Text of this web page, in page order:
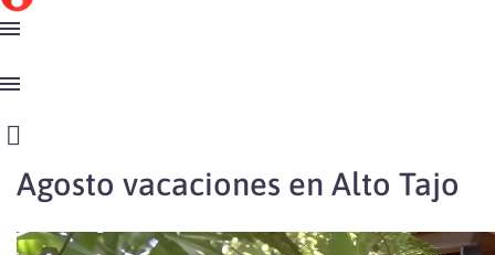
Agosto vacaciones en Alto Tajo